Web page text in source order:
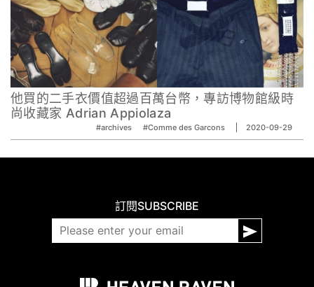
他買的二手衣價值超過百萬台幣，專訪博物館級時
尚收藏家 Adrian Appiolaza
#archives #Comme des Garcons 2020-09-29
訂閱SUBSCRIBE